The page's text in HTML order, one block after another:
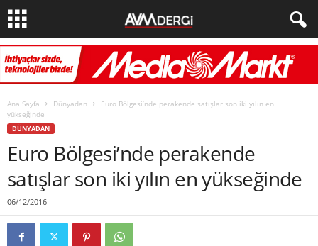
Ana Sayfa Dünyadan
Euro Bölgesi’nde perakende satışlar son iki yılın en
yükseğinde
DÜNYADAN
Euro Bölgesi’nde perakende
satışlar son iki yılın en yükseğinde
06/12/2016